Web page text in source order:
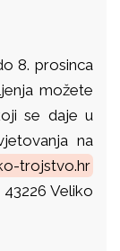
8. prosinca
možete
se daje u
na
trojstvo.hr
Veliko